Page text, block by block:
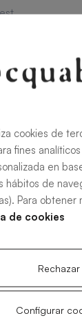
cookies de
fines
en
hábitos de
Para obtener
de cookies
Rechazar
Configurar